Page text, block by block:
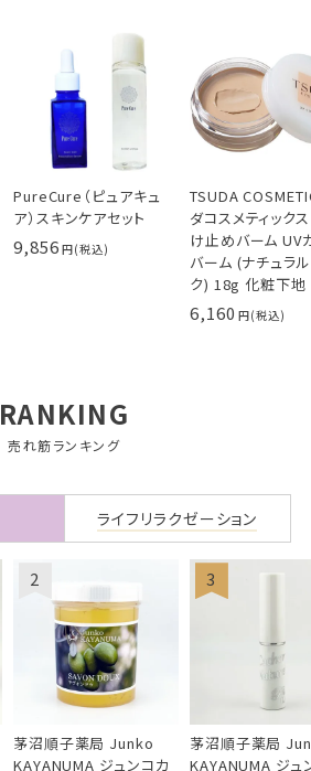
PureCure（ピュアキュ
ア）スキンケアセット
9,856
TSUDA
ダコスメティック
け止めバーム UV
バーム (ナチュラ
ク) 18g 化粧下地
6,160
RANKING
売れ筋ランキング
ライフリラクゼーション
茅沼順子薬局 Junko
KAYANUMA ジュンコカ
茅沼順子薬局
KAYANUMA ジュ